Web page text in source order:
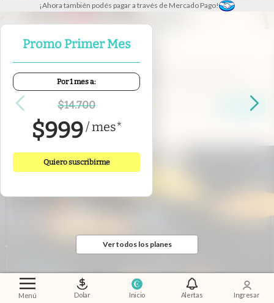
Menú Dolar Inicio Alertas Ingresar
¡Ahora también podés pagar a través de Mercado Pago!
Promo Primer Mes
Por 1 mes a:
$14.700
$999/mes*
Quiero suscribirme
Ver todos los planes
Pasillos en off.Vocero jibarizado, enojo K y la
religión predilecta en LLA
Nicolás Gallardo Members